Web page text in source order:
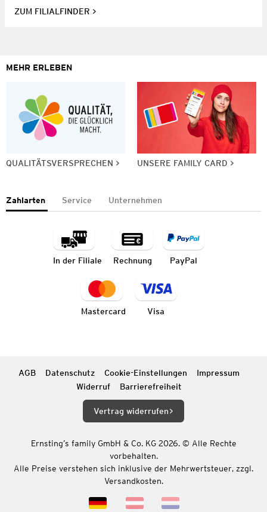
ZUM FILIALFINDER
MEHR ERLEBEN
QUALITÄTSVERSPRECHEN UNSERE FAMILY CARD
Zahlarten Service Unternehmen
In der Filiale Rechnung PayPal
Mastercard Visa
AGB Datenschutz Cookie-Einstellungen
Impressum
Widerruf
Barrierefreiheit
Vertrag widerrufen
Ernsting’s family GmbH & Co. KG 2026. © Alle Rechte
vorbehalten.
Alle Preise verstehen sich inklusive der Mehrwertsteuer, zzgl.
Versandkosten.